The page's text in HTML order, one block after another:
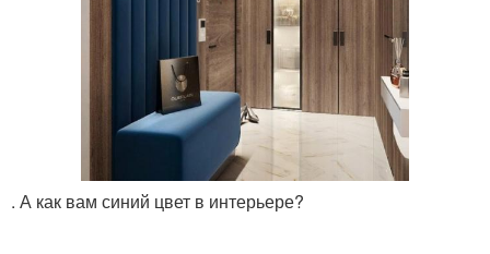
. А как вам синий цвет в интерьере?